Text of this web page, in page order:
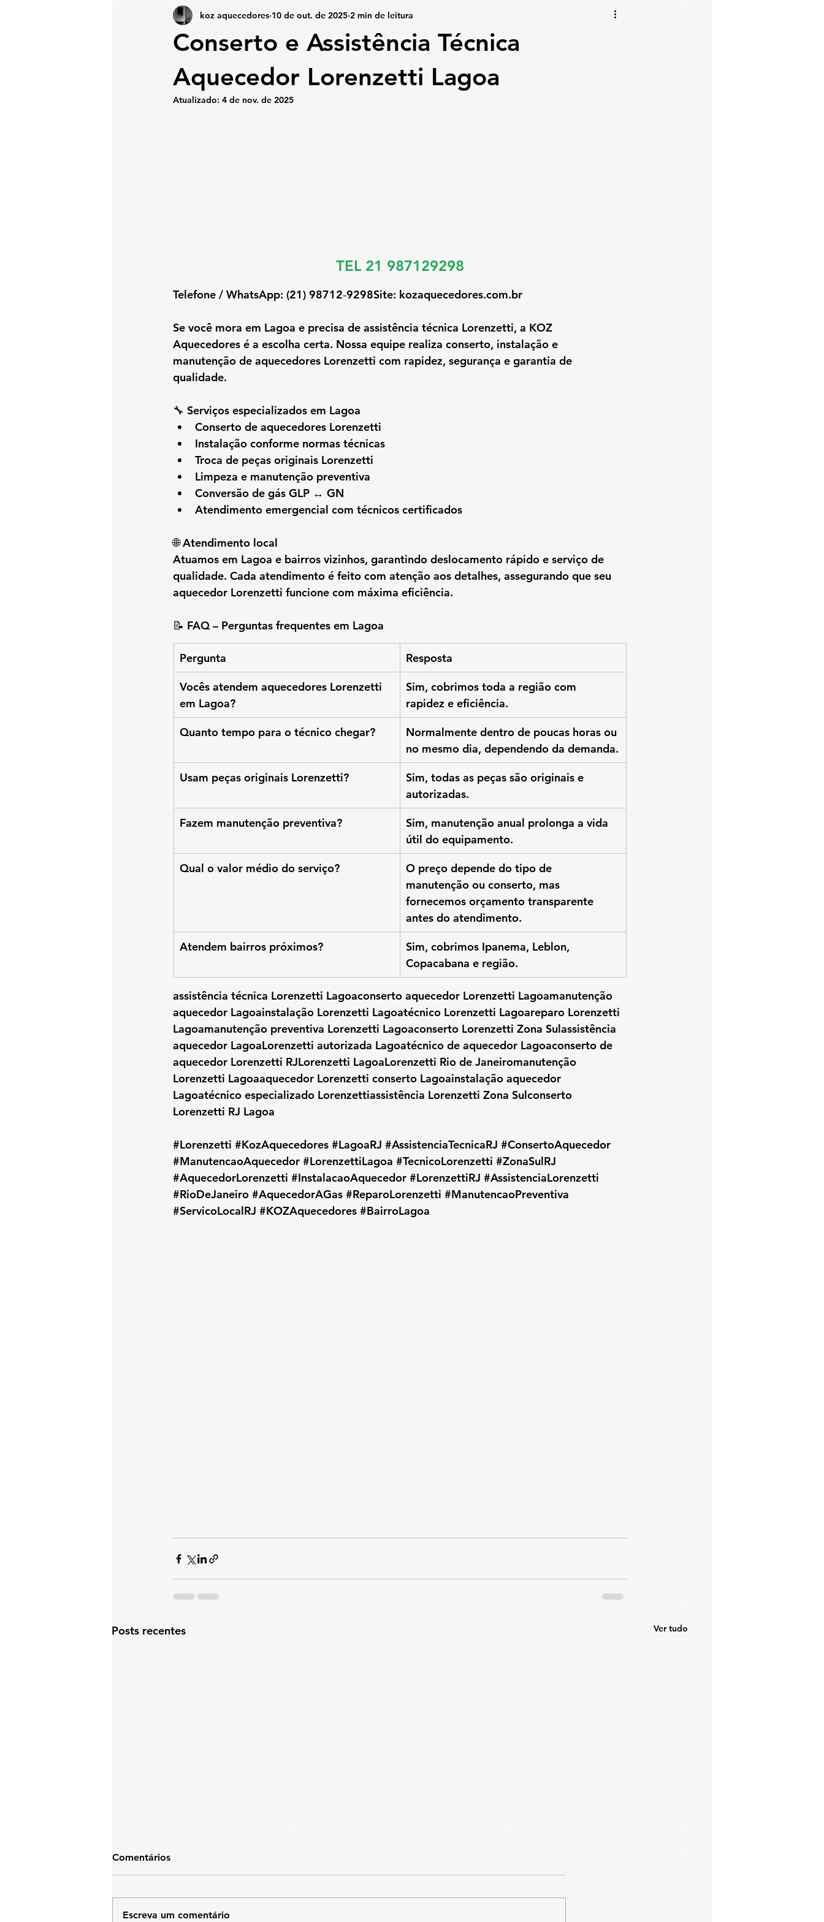
Conserto e Assistência Técnica
Aquecedor Lorenzetti Lagoa
koz aquecedores 10 de out. de 2025 2 min de leitura
Atualizado: 4 de nov. de 2025
TEL 21 987129298
Telefone / WhatsApp: (21) 98712‑9298Site: kozaquecedores.com.br
Se você mora em Lagoa e precisa de assistência técnica Lorenzetti, a KOZ
Aquecedores é a escolha certa. Nossa equipe realiza conserto, instalação e
manutenção de aquecedores Lorenzetti com rapidez, segurança e garantia de
qualidade.
🔧 Serviços especializados em Lagoa
Conserto de aquecedores Lorenzetti
Instalação conforme normas técnicas
Troca de peças originais Lorenzetti
Limpeza e manutenção preventiva
Conversão de gás GLP ↔ GN
Atendimento emergencial com técnicos certificados
🌐 Atendimento local
Atuamos em Lagoa e bairros vizinhos, garantindo deslocamento rápido e serviço de
qualidade. Cada atendimento é feito com atenção aos detalhes, assegurando que seu
aquecedor Lorenzetti funcione com máxima eficiência.
📝 FAQ – Perguntas frequentes em Lagoa
Pergunta Resposta
Vocês atendem aquecedores Lorenzetti
em Lagoa?
Sim, cobrimos toda a região com
rapidez e eficiência.
Quanto tempo para o técnico chegar?
Normalmente dentro de poucas horas ou
no mesmo dia, dependendo da demanda.
Usam peças originais Lorenzetti?
Sim, todas as peças são originais e
autorizadas.
Fazem manutenção preventiva?
Sim, manutenção anual prolonga a vida
útil do equipamento.
Qual o valor médio do serviço?
O preço depende do tipo de
manutenção ou conserto, mas
fornecemos orçamento transparente
antes do atendimento.
Atendem bairros próximos?
Sim, cobrimos Ipanema, Leblon,
Copacabana e região.
assistência técnica Lorenzetti Lagoaconserto aquecedor Lorenzetti Lagoamanutenção
aquecedor Lagoainstalação Lorenzetti Lagoatécnico Lorenzetti Lagoareparo Lorenzetti
Lagoamanutenção preventiva Lorenzetti Lagoaconserto Lorenzetti Zona Sulassistência
aquecedor LagoaLorenzetti autorizada Lagoatécnico de aquecedor Lagoaconserto de
aquecedor Lorenzetti RJLorenzetti LagoaLorenzetti Rio de Janeiromanutenção
Lorenzetti Lagoaaquecedor Lorenzetti conserto Lagoainstalação aquecedor
Lagoatécnico especializado Lorenzettiassistência Lorenzetti Zona Sulconserto
Lorenzetti RJ Lagoa
#Lorenzetti #KozAquecedores #LagoaRJ #AssistenciaTecnicaRJ #ConsertoAquecedor
#ManutencaoAquecedor #LorenzettiLagoa #TecnicoLorenzetti #ZonaSulRJ
#AquecedorLorenzetti #InstalacaoAquecedor #LorenzettiRJ #AssistenciaLorenzetti
#RioDeJaneiro #AquecedorAGas #ReparoLorenzetti #ManutencaoPreventiva
#ServicoLocalRJ #KOZAquecedores #BairroLagoa
Posts recentes Ver tudo
Comentários
Escreva um comentário